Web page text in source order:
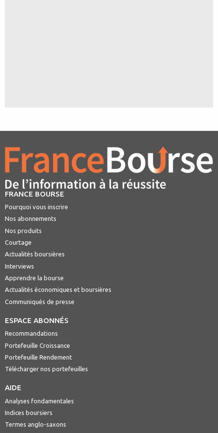
FRANCE BOURSE
Pourquoi vous inscrire
Nos abonnements
Nos produits
Courtage
Actualités boursières
Interviews
Apprendre la bourse
Actualités économiques et boursières
Communiqués de presse
ESPACE ABONNÉS
Recommandations
Portefeuille Croissance
Portefeuille Rendement
Télécharger nos portefeuilles
AIDE
Analyses fondamentales
Indices boursiers
Termes anglo-saxons